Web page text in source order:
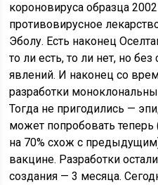
короновируса образца 2002
противовирусное
Эболу. Есть наконец
то ли есть, то ли нет, но
явлений. И наконец со
разработки
Тогда не пригодились —
может попробовать
на 70% схож с
вакцине. Разработки
создания — 3 месяца.